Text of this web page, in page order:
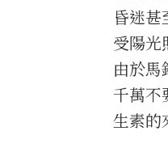
昏迷
受陽光
由於馬
千萬不
生素的